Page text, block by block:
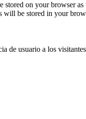
on your browser as
will be stored in your
de usuario a los